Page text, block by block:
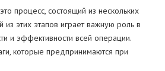
процесс, состоящий из нескольких
этих этапов играет важную роль в
и эффективности всей операции.
которые предпринимаются при